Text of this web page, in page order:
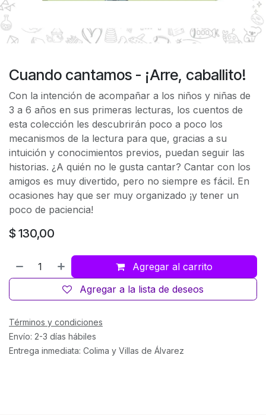
Cuando cantamos - ¡Arre, caballito!
Con la intención de acompañar a los niños y niñas de
3 a 6 años en sus primeras lecturas, los cuentos de
esta colección les descubrirán poco a poco los
mecanismos de la lectura para que, gracias a su
intuición y conocimientos previos, puedan seguir las
historias. ¿A quién no le gusta cantar? Cantar con los
amigos es muy divertido, pero no siempre es fácil. En
ocasiones hay que ser muy organizado ¡y tener un
poco de paciencia!
$ 130,00
Agregar al carrito
Agregar a la lista de deseos
Términos y condiciones
Envío: 2-3 días hábiles
Entrega inmediata: Colima y Villas de Álvarez